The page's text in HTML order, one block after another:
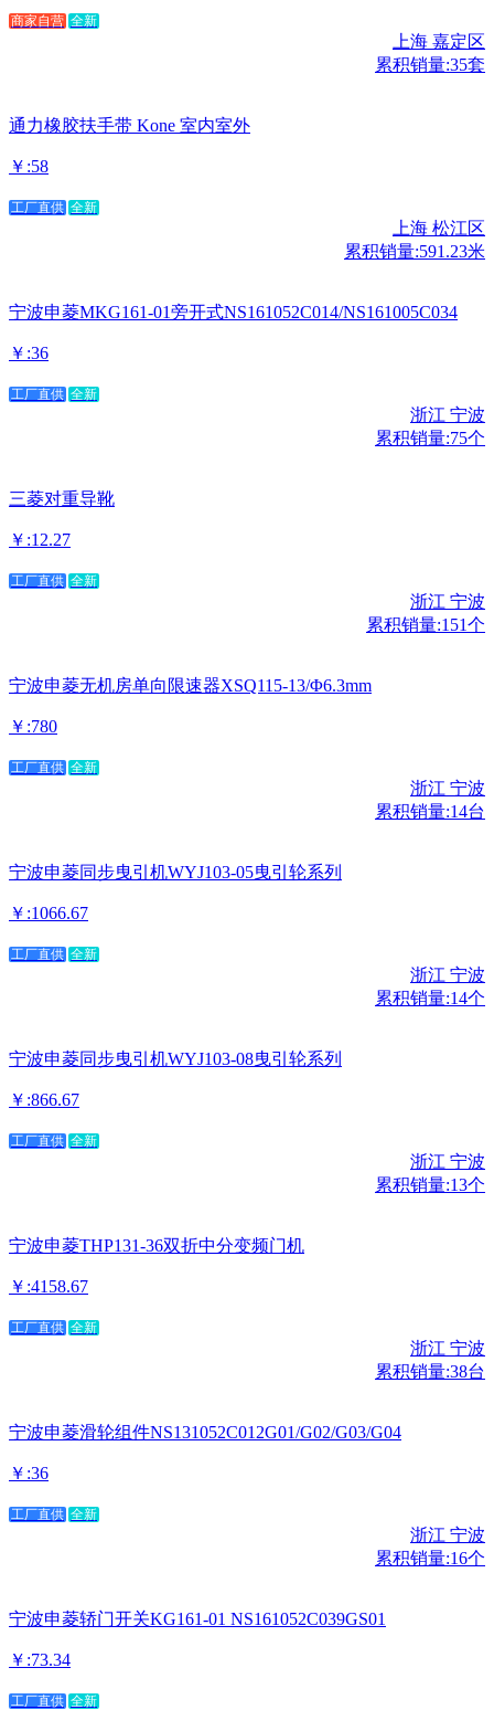
商家自营 全新
上海 嘉定区
累积销量:35套
通力橡胶扶手带 Kone 室内室外
￥:58
工厂直供 全新
上海 松江区
累积销量:591.23米
宁波申菱MKG161-01旁开式NS161052C014/NS161005C034
￥:36
工厂直供 全新
浙江 宁波
累积销量:75个
三菱对重导靴
￥:12.27
工厂直供 全新
浙江 宁波
累积销量:151个
宁波申菱无机房单向限速器XSQ115-13/Φ6.3mm
￥:780
工厂直供 全新
浙江 宁波
累积销量:14台
宁波申菱同步曳引机WYJ103-05曳引轮系列
￥:1066.67
工厂直供 全新
浙江 宁波
累积销量:14个
宁波申菱同步曳引机WYJ103-08曳引轮系列
￥:866.67
工厂直供 全新
浙江 宁波
累积销量:13个
宁波申菱THP131-36双折中分变频门机
￥:4158.67
工厂直供 全新
浙江 宁波
累积销量:38台
宁波申菱滑轮组件NS131052C012G01/G02/G03/G04
￥:36
工厂直供 全新
浙江 宁波
累积销量:16个
宁波申菱轿门开关KG161-01 NS161052C039GS01
￥:73.34
工厂直供 全新